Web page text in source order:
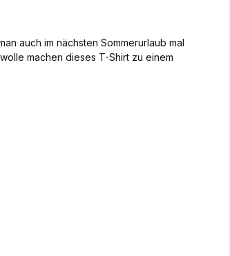
auch im nächsten Sommerurlaub mal
machen dieses T-Shirt zu einem